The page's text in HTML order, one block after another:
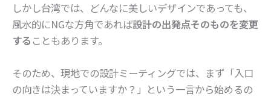
しかし台湾では、どんなに美しいデザインであっても、
風水的にNGな方角であれば設計の出発点そのものを変更
する こともあります。
そのため、現地での設計ミーティングでは、まず「入口
の向きは決まっていますか？」という一言から始めるの